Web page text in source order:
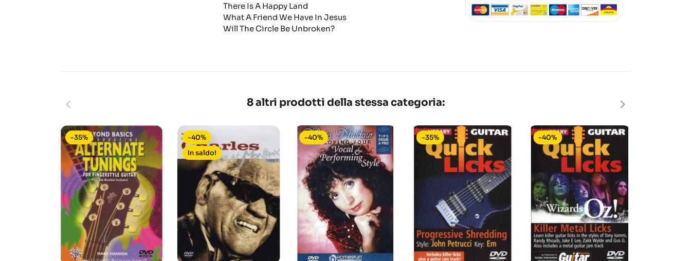
There Is A Happy Land
What A Friend We Have In Jesus
Will The Circle Be Unbroken?
8 altri prodotti della stessa categoria:
-35%
-40%
In saldo!
-40% -35% -40%